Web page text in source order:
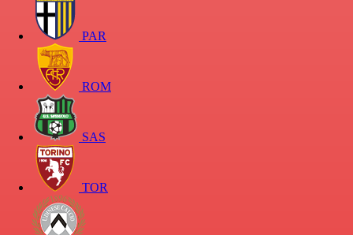
PAR
ROM
SAS
TOR